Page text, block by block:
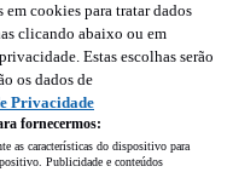
cookies para tratar dados
clicando abaixo ou em
Estas escolhas serão
os dados de
Privacidade
fornecermos:
as características do dispositivo para
Publicidade e conteúdos